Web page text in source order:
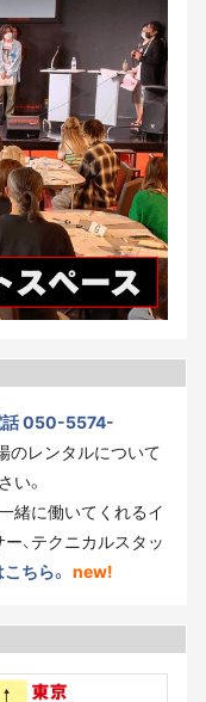
話 050-5574-
のレンタルについて
い。
緒に働いてくれるイ
、テクニカルスタッ
ちら。 new!